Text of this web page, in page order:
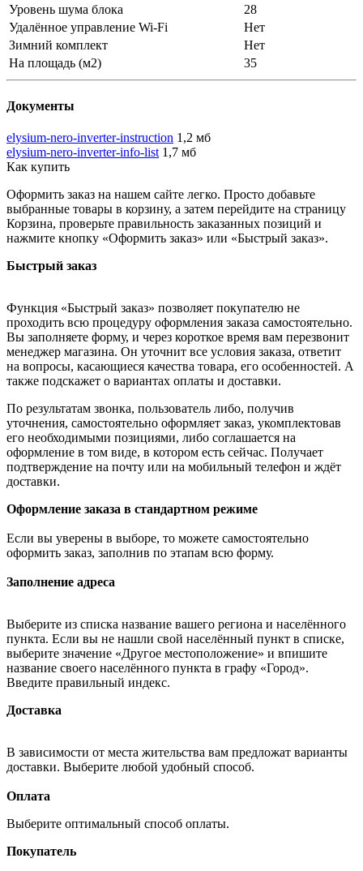
Уровень шума блока
28
Удалённое управление Wi-Fi
Нет
Зимний комплект
Нет
На площадь (м2)
35
Документы
elysium-nero-inverter-instruction 1,2 мб
elysium-nero-inverter-info-list 1,7 мб
Как купить
Оформить заказ на нашем сайте легко. Просто добавьте
выбранные товары в корзину, а затем перейдите на страницу
Корзина, проверьте правильность заказанных позиций и
нажмите кнопку «Оформить заказ» или «Быстрый заказ».
Быстрый заказ
Функция «Быстрый заказ» позволяет покупателю не
проходить всю процедуру оформления заказа самостоятельно.
Вы заполняете форму, и через короткое время вам перезвонит
менеджер магазина. Он уточнит все условия заказа, ответит
на вопросы, касающиеся качества товара, его особенностей. А
также подскажет о вариантах оплаты и доставки.
По результатам звонка, пользователь либо, получив
уточнения, самостоятельно оформляет заказ, укомплектовав
его необходимыми позициями, либо соглашается на
оформление в том виде, в котором есть сейчас. Получает
подтверждение на почту или на мобильный телефон и ждёт
доставки.
Оформление заказа в стандартном режиме
Если вы уверены в выборе, то можете самостоятельно
оформить заказ, заполнив по этапам всю форму.
Заполнение адреса
Выберите из списка название вашего региона и населённого
пункта. Если вы не нашли свой населённый пункт в списке,
выберите значение «Другое местоположение» и впишите
название своего населённого пункта в графу «Город».
Введите правильный индекс.
Доставка
В зависимости от места жительства вам предложат варианты
доставки. Выберите любой удобный способ.
Оплата
Выберите оптимальный способ оплаты.
Покупатель